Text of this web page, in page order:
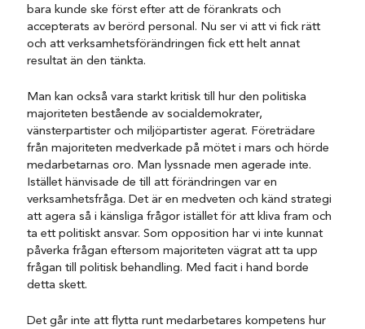
bara kunde ske först efter att de förankrats och
accepterats av berörd personal. Nu ser vi att vi fick rätt
och att verksamhetsförändringen fick ett helt annat
resultat än den tänkta.
Man kan också vara starkt kritisk till hur den politiska
majoriteten bestående av socialdemokrater,
vänsterpartister och miljöpartister agerat. Företrädare
från majoriteten medverkade på mötet i mars och hörde
medarbetarnas oro. Man lyssnade men agerade inte.
Istället hänvisade de till att förändringen var en
verksamhetsfråga. Det är en medveten och känd strategi
att agera så i känsliga frågor istället för att kliva fram och
ta ett politiskt ansvar. Som opposition har vi inte kunnat
påverka frågan eftersom majoriteten vägrat att ta upp
frågan till politisk behandling. Med facit i hand borde
detta skett.
Det går inte att flytta runt medarbetares kompetens hur